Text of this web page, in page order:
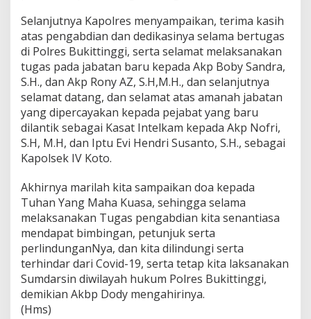
Selanjutnya Kapolres menyampaikan, terima kasih
atas pengabdian dan dedikasinya selama bertugas
di Polres Bukittinggi, serta selamat melaksanakan
tugas pada jabatan baru kepada Akp Boby Sandra,
S.H., dan Akp Rony AZ, S.H,M.H., dan selanjutnya
selamat datang, dan selamat atas amanah jabatan
yang dipercayakan kepada pejabat yang baru
dilantik sebagai Kasat Intelkam kepada Akp Nofri,
S.H, M.H, dan Iptu Evi Hendri Susanto, S.H., sebagai
Kapolsek IV Koto.
Akhirnya marilah kita sampaikan doa kepada
Tuhan Yang Maha Kuasa, sehingga selama
melaksanakan Tugas pengabdian kita senantiasa
mendapat bimbingan, petunjuk serta
perlindunganNya, dan kita dilindungi serta
terhindar dari Covid-19, serta tetap kita laksanakan
Sumdarsin diwilayah hukum Polres Bukittinggi,
demikian Akbp Dody mengahirinya.
(Hms)